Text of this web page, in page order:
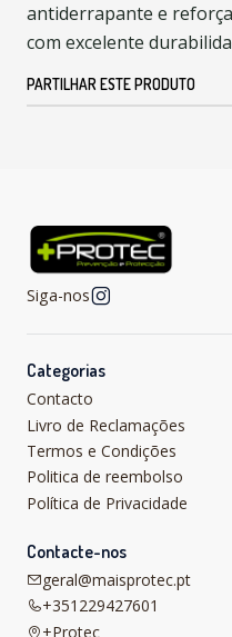
antiderrapante e
com excelente
PARTILHAR ESTE PRODUTO
Siga-nos
Categorias
Contacto
Livro de Reclamações
Termos e Condições
Politica de reembolso
Política de Privacidade
Contacte-nos
geral@maisprotec.pt
+351229427601
+Protec